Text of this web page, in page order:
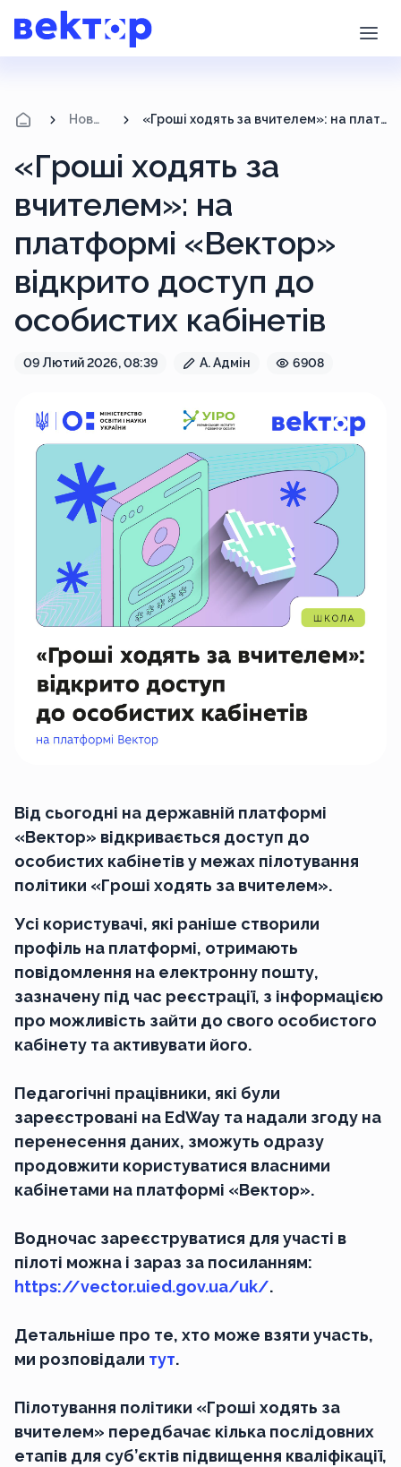
Новини «Гроші ходять за вчителем»: на платформі «Вектор» відкрито доступ до особистих кабінетів
«Гроші ходять за
вчителем»: на
платформі «Вектор»
відкрито доступ до
особистих кабінетів
09 Лютий 2026, 08:39 А. Адмін 6908
Від сьогодні на державній платформі
«Вектор» відкривається доступ до
особистих кабінетів у межах пілотування
політики «Гроші ходять за вчителем».
Усі користувачі, які раніше створили
профіль на платформі, отримають
повідомлення на електронну пошту,
зазначену під час реєстрації, з інформацією
про можливість зайти до свого особистого
кабінету та активувати його.
Педагогічні працівники, які були
зареєстровані на EdWay та надали згоду на
перенесення даних, зможуть одразу
продовжити користуватися власними
кабінетами на платформі «Вектор».
Водночас зареєструватися для участі в
пілоті можна і зараз за посиланням:
https://vector.uied.gov.ua/uk/.
Детальніше про те, хто може взяти участь,
ми розповідали тут.
Пілотування політики «Гроші ходять за
вчителем» передбачає кілька послідовних
етапів для суб’єктів підвищення кваліфікації,